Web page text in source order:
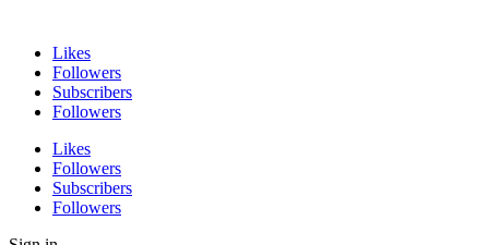
Likes
Followers
Subscribers
Followers
Likes
Followers
Subscribers
Followers